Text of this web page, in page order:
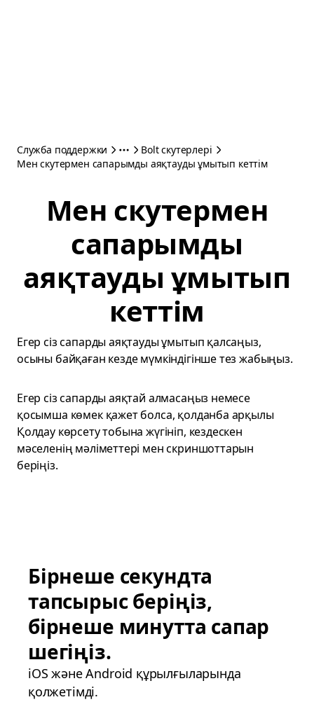
Служба поддержки
Bolt скутерлері
Мен скутермен сапарымды аяқтауды ұмытып кеттім
Мен скутермен
сапарымды
аяқтауды ұмытып
кеттім
Егер сіз сапарды аяқтауды ұмытып қалсаңыз,
осыны байқаған кезде мүмкіндігінше тез жабыңыз.
Егер сіз сапарды аяқтай алмасаңыз немесе
қосымша көмек қажет болса, қолданба арқылы
Қолдау көрсету тобына жүгініп, кездескен
мәселенің мәліметтері мен скриншоттарын
беріңіз.
Бірнеше секундта
тапсырыс беріңіз,
бірнеше минутта сапар
шегіңіз.
iOS және Android құрылғыларында
қолжетімді.